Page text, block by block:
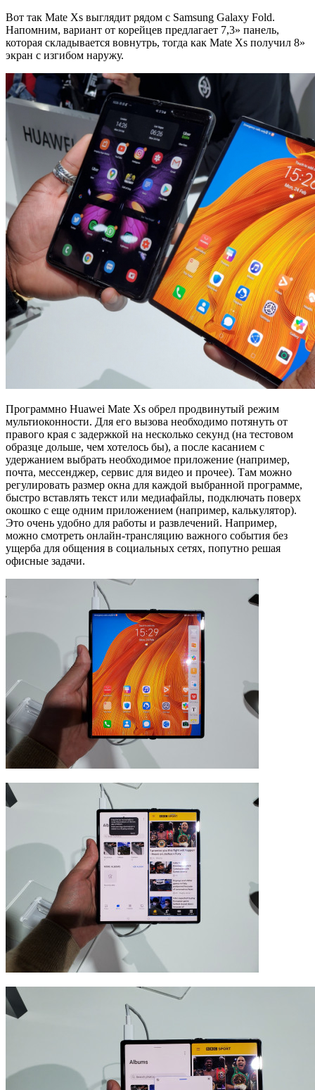
Вот так Mate Xs выглядит рядом с Samsung Galaxy Fold.
Напомним, вариант от корейцев предлагает 7,3» панель,
которая складывается вовнутрь, тогда как Mate Xs получил 8»
экран с изгибом наружу.
Программно Huawei Mate Xs обрел продвинутый режим
мультиоконности. Для его вызова необходимо потянуть от
правого края с задержкой на несколько секунд (на тестовом
образце дольше, чем хотелось бы), а после касанием с
удержанием выбрать необходимое приложение (например,
почта, мессенджер, сервис для видео и прочее). Там можно
регулировать размер окна для каждой выбранной программе,
быстро вставлять текст или медиафайлы, подключать поверх
окошко с еще одним приложением (например, калькулятор).
Это очень удобно для работы и развлечений. Например,
можно смотреть онлайн-трансляцию важного события без
ущерба для общения в социальных сетях, попутно решая
офисные задачи.